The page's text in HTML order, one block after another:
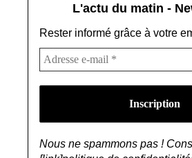
L'actu du matin -
Rester informé grâce à votre
Nous ne spammons pas !